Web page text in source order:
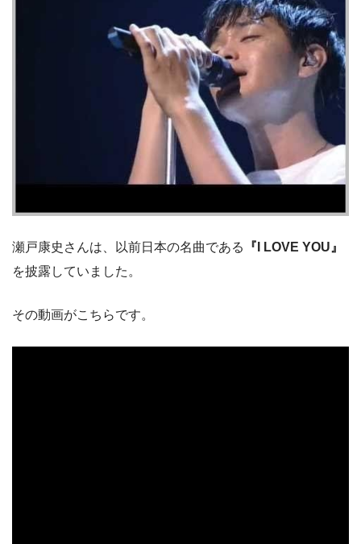
瀬戸康史さんは、以前日本の名曲である
『I LOVE YOU』
を披露していました。
その動画がこちらです。